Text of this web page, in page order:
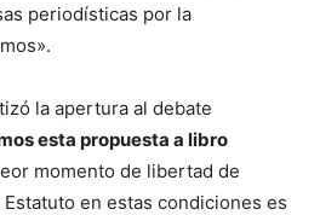
periodísticas por la
la apertura al debate
esta propuesta a libro
momento de libertad de
en estas condiciones es